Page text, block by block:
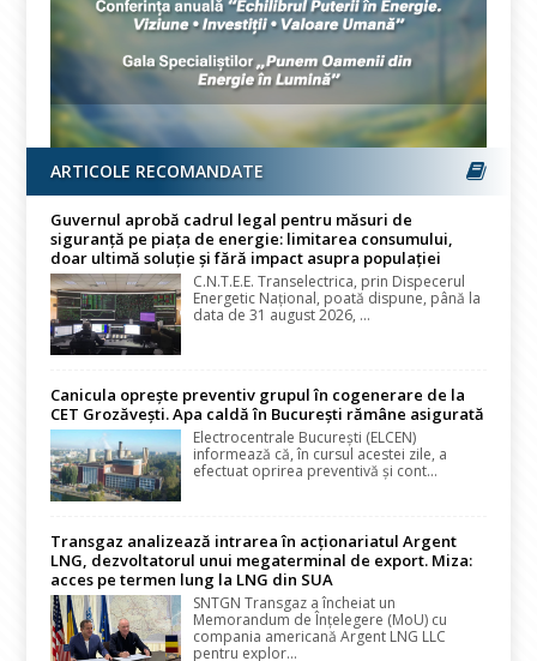
ARTICOLE RECOMANDATE
Guvernul aprobă cadrul legal pentru măsuri de
siguranță pe piața de energie: limitarea consumului,
doar ultimă soluție și fără impact asupra populației
C.N.T.E.E. Transelectrica, prin Dispecerul
Energetic Național, poată dispune, până la
data de 31 august 2026, ...
Canicula oprește preventiv grupul în cogenerare de la
CET Grozăvești. Apa caldă în București rămâne asigurată
Electrocentrale București (ELCEN)
informează că, în cursul acestei zile, a
efectuat oprirea preventivă și cont...
Transgaz analizează intrarea în acționariatul Argent
LNG, dezvoltatorul unui megaterminal de export. Miza:
acces pe termen lung la LNG din SUA
SNTGN Transgaz a încheiat un
Memorandum de Înțelegere (MoU) cu
compania americană Argent LNG LLC
pentru explor...